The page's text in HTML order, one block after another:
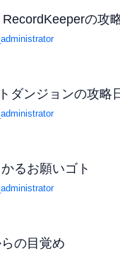
の攻
ダンジョンの攻略
るお願いゴト
の目覚め